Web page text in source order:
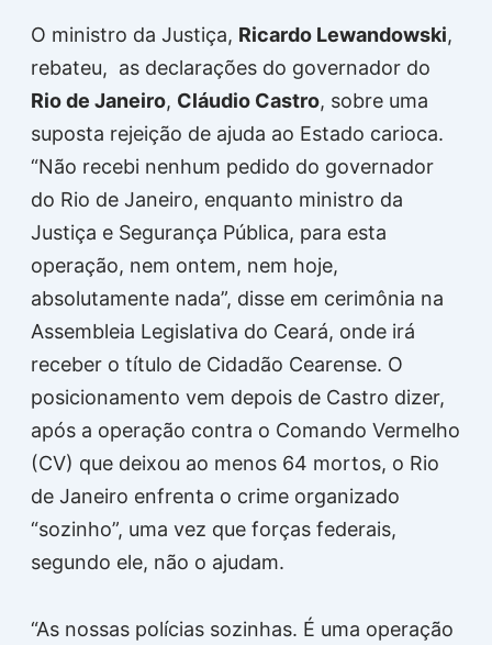
O ministro da Justiça, Ricardo Lewandowski,
rebateu, as declarações do governador do
Rio de Janeiro, Cláudio Castro, sobre uma
suposta rejeição de ajuda ao Estado carioca.
“Não recebi nenhum pedido do governador
do Rio de Janeiro, enquanto ministro da
Justiça e Segurança Pública, para esta
operação, nem ontem, nem hoje,
absolutamente nada”, disse em cerimônia na
Assembleia Legislativa do Ceará, onde irá
receber o título de Cidadão Cearense. O
posicionamento vem depois de Castro dizer,
após a operação contra o Comando Vermelho
(CV) que deixou ao menos 64 mortos, o Rio
de Janeiro enfrenta o crime organizado
“sozinho”, uma vez que forças federais,
segundo ele, não o ajudam.
“As nossas polícias sozinhas. É uma operação